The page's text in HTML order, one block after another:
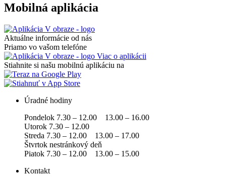
Mobilná aplikácia
Aktuálne informácie od nás
Priamo vo vašom telefóne
Viac o aplikácii
Stiahnite si našu mobilnú aplikáciu na
Úradné hodiny
Pondelok 7.30 – 12.00 13.00 – 16.00
Utorok 7.30 – 12.00
Streda 7.30 – 12.00 13.00 – 17.00
Štvrtok nestránkový deň
Piatok 7.30 – 12.00 13.00 – 15.00
Kontakt